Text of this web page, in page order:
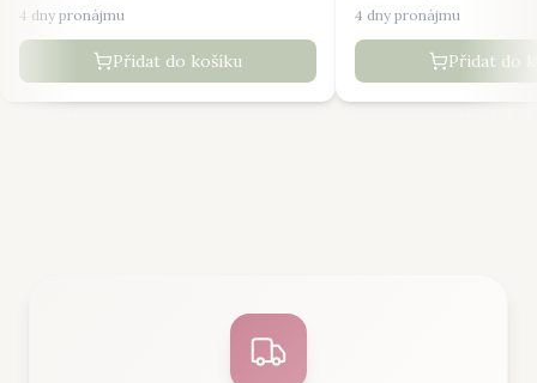
4 dny pronájmu
Přidat do košíku
4 dny pronájmu
Přidat do